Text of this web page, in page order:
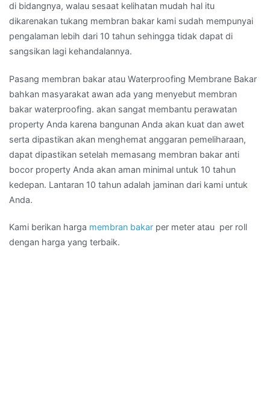
di bidangnya, walau sesaat kelihatan mudah hal itu
dikarenakan tukang membran bakar kami sudah mempunyai
pengalaman lebih dari 10 tahun sehingga tidak dapat di
sangsikan lagi kehandalannya.
Pasang membran bakar atau Waterproofing Membrane Bakar
bahkan masyarakat awan ada yang menyebut membran
bakar waterproofing. akan sangat membantu perawatan
property Anda karena bangunan Anda akan kuat dan awet
serta dipastikan akan menghemat anggaran pemeliharaan,
dapat dipastikan setelah memasang membran bakar anti
bocor property Anda akan aman minimal untuk 10 tahun
kedepan. Lantaran 10 tahun adalah jaminan dari kami untuk
Anda.
Kami berikan harga membran bakar per meter atau per roll
dengan harga yang terbaik.